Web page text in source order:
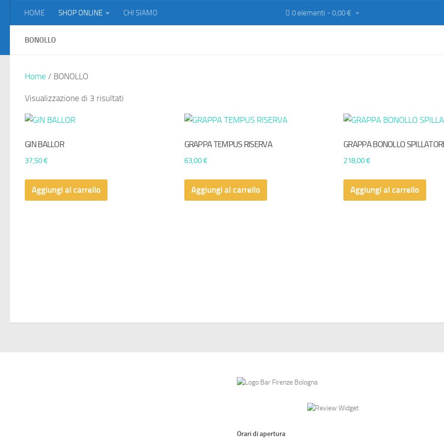
Salta al contenuto
HOME SHOP ONLINE CHI SIAMO 0 elementi 0,00 €
BONOLLO
Home / BONOLLO
Visualizzazione di 3 risultati
GIN BALLOR
37,50€
Aggiungi al carrello
GRAPPA TEMPUS RISERVA
63,00€
Aggiungi al carrello
GRAPPA BONOLLO
218,00€
Aggiungi al carrello
Orari di apertura